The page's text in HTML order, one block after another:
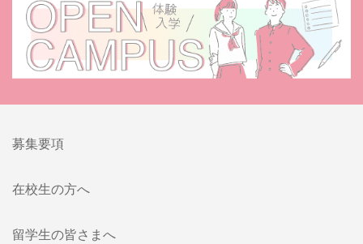
募集要項
在校生の方へ
留学生の皆さまへ